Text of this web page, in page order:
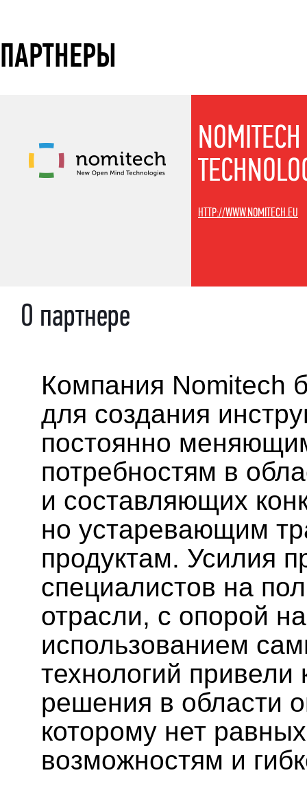
ПАРТНЕРЫ
HTTP://WWW.NOMITECH.EU
О партнере
Компания Nomitech
для создания
постоянно
потребностям в
и составляющих
но устаревающим
продуктам. Усилия
специалистов на
отрасли, с опорой
использованием
технологий привели
решения в области
которому нет
возможностям и